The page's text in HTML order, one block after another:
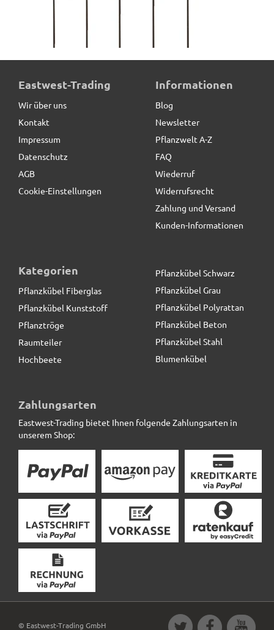
Rankhilfe VALENCIA aus Cortenstahl, 5er-Set - jetzt
14,90 € *statt
39,50 € *
Eastwest-Trading
Wir über uns
Kontakt
Impressum
Datenschutz
AGB
Cookie-Einstellungen
Informationen
Blog
Newsletter
Pflanzwelt A-Z
FAQ
Wiederruf
Widerrufsrecht
Zahlung und Versand
Kunden-Informationen
Kategorien
Pflanzkübel Fiberglas
Pflanzkübel Kunststoff
Pflanztröge
Raumteiler
Hochbeete
Pflanzkübel Schwarz
Pflanzkübel Grau
Pflanzkübel Polyrattan
Pflanzkübel Beton
Pflanzkübel Stahl
Blumenkübel
Zahlungsarten
Eastwest-Trading bietet Ihnen folgende Zahlungsarten in
unserem Shop:
© Eastwest-Trading GmbH